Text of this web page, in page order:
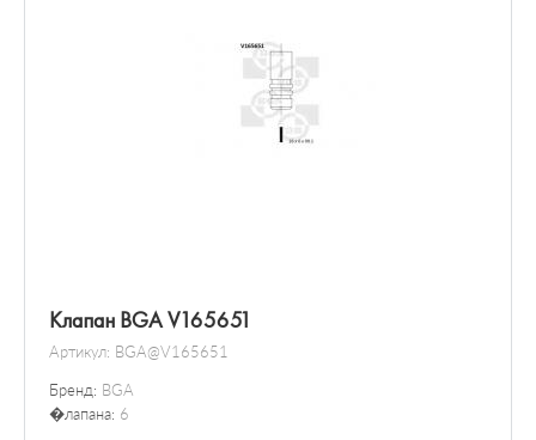
Клапан BGA V165651
Артикул: BGA@V165651
Бренд: BGA
�лапана: 6